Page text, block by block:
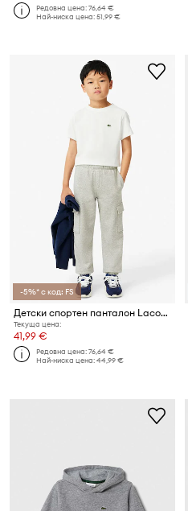
Редовна цена:76,64 €
Най-ниска цена:51,99 €
-5%* с код: FS
Детски спортен панталон Lacoste
Текуща цена:
41,99 €
Редовна цена:76,64 €
Най-ниска цена:44,99 €